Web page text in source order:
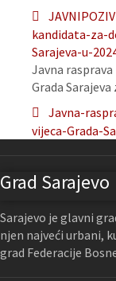
kandidata-za-
Sarajeva-u-
Javna
Grada Sarajeva
Javna-
vijeca-Grada-
Grad Sarajevo
Sarajevo je glavni
njen najveći urbani,
grad Federacije